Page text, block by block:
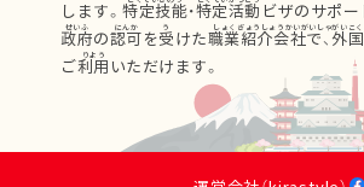
します。特定技能・特定活動 ビザのサポー
政府の認可を受けた職業紹介会社で、 外
ご利用 いただけます。